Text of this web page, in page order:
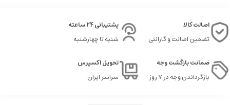
اصالت کالا
تضمین اصالت و گارانتی
پشتیبانی 24 ساعته
شنبه تا چهارشنبه
ضمانت بازگشت وجه
بازگرداندن وجه در ۷ روز
تحویل اکسپرس
سراسر ایران